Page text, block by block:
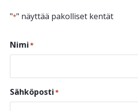
"*" näyttää pakolliset kentät
Nimi*
Sähköposti*